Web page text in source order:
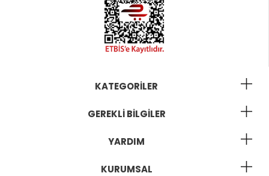
KATEGORILER
GEREKLI BILGILER
YARDIM
KURUMSAL